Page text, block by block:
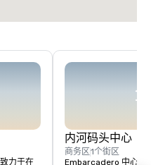
力于在
内河码头中心
商务区 1个街区
Embarcadero 中心是